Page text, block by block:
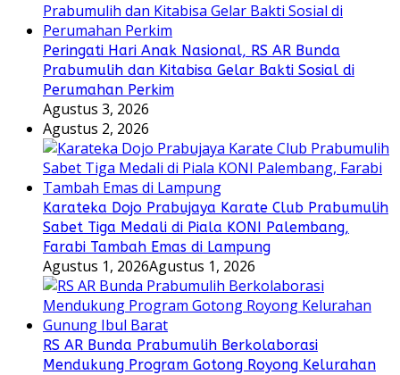
Peringati Hari Anak Nasional, RS AR Bunda
Prabumulih dan Kitabisa Gelar Bakti Sosial di
Perumahan Perkim
Agustus 3, 2026
Agustus 2, 2026
Karateka Dojo Prabujaya Karate Club Prabumulih
Sabet Tiga Medali di Piala KONI Palembang,
Farabi Tambah Emas di Lampung
Agustus 1, 2026Agustus 1, 2026
RS AR Bunda Prabumulih Berkolaborasi
Mendukung Program Gotong Royong Kelurahan